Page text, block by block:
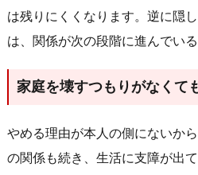
は残りにくくなります。逆に隠
は、関係が次の段階に進んでい
家庭を壊すつもりがなくて
やめる理由が本人の側にないか
の関係も続き、生活に支障が出